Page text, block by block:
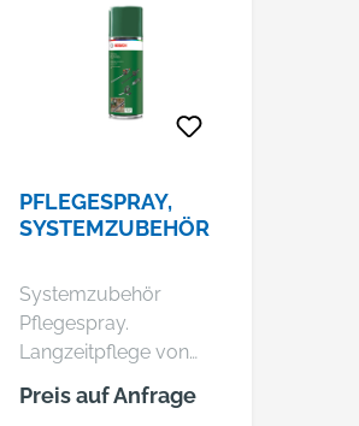
PFLEGESPRAY,
SYSTEMZUBEHÖR
Systemzubehör
Pflegespray.
Langzeitpflege von
Gartengeräten. Hilft
beim Aufrechterhalten
Preis auf Anfrage